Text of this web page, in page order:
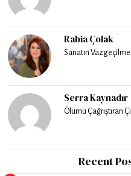
Rabia Çolak
Sanatın
Serra Kaynadır
Ölümü Çağrıştıran
Recent